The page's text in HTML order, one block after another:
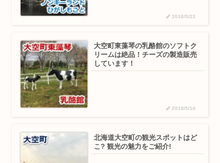
2018/5/23
大空町東藻琴の乳酪館のソフトク
リームは絶品！チーズの製造販売
しています！
2018/5/14
北海道大空町の観光スポットはど
こ? 観光の魅力をご紹介!